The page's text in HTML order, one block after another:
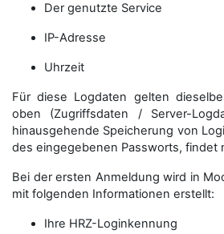
Der genutzte Service
IP-Adresse
Uhrzeit
Für diese Logdaten gelten
oben (Zugriffsdaten / Server-
hinausgehende Speicherung von
des eingegebenen Passworts, findet
Bei der ersten Anmeldung wird in
mit folgenden Informationen erstellt:
Ihre HRZ-Loginkennung